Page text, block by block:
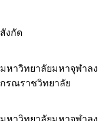
สังกัด
มหาวิทยาลัยมหาจุฬาลง
กรณราชวิทยาลัย
มหาวิทยาลัยมหาจุฬาลง